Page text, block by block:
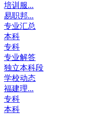
培训服...
易职邦...
专业汇总
本科
专科
专业解答
独立本科段
学校动态
福建理...
专科
本科